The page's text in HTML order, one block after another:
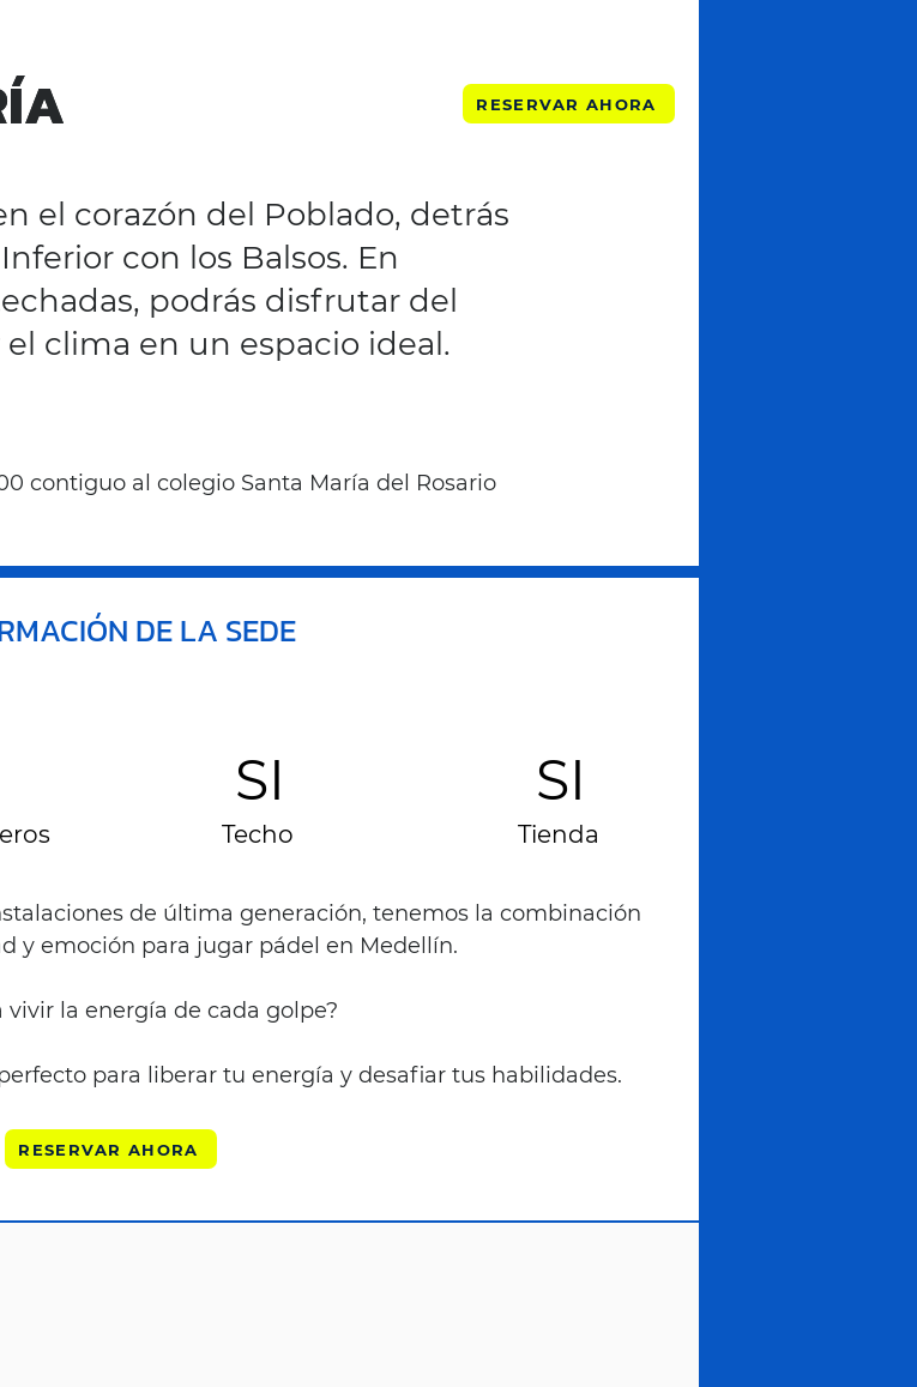
RESERVAR AHORA
el corazón del Poblado, detrás
con los Balsos. En
podrás disfrutar del
clima en un espacio ideal.
contiguo al colegio Santa María del Rosario
DE LA SEDE
SI
Techo
SI
Tienda
de última generación, tenemos la combinación
y emoción para jugar pádel en Medellín.
vivir la energía de cada golpe?
para liberar tu energía y desafiar tus habilidades.
RESERVAR AHORA